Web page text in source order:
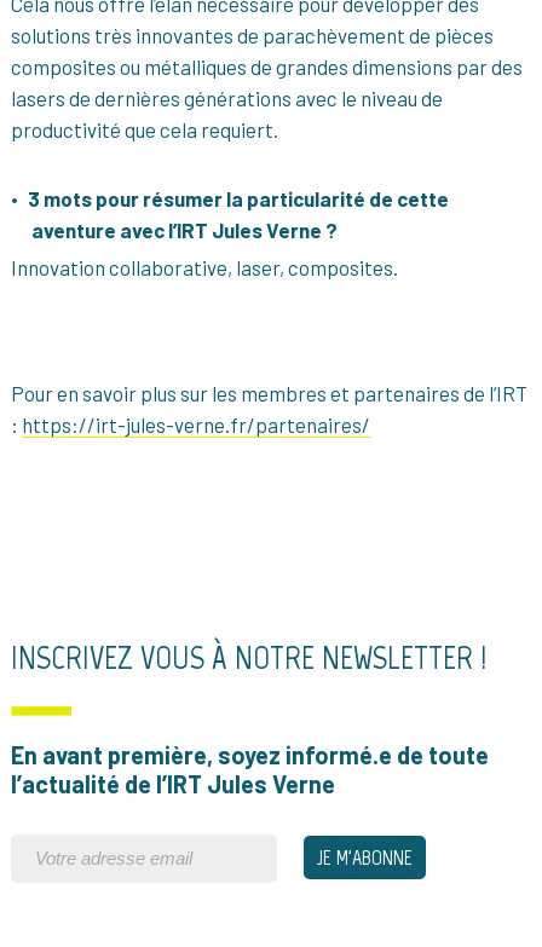
solutions très innovantes de parachèvement de pièces
composites ou métalliques de grandes dimensions par des
lasers de dernières générations avec le niveau de
productivité que cela requiert.
3 mots pour résumer la particularité de cette
aventure avec l’IRT Jules Verne ?
Innovation collaborative, laser, composites.
Pour en savoir plus sur les membres et partenaires de l’IRT
: https://irt-jules-verne.fr/partenaires/
INSCRIVEZ VOUS À NOTRE NEWSLETTER !
En avant première, soyez informé.e de toute
l’actualité de l’IRT Jules Verne